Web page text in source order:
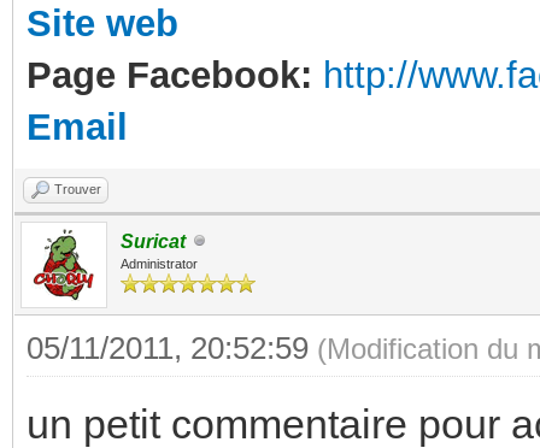
Site web
Page Facebook: http://
Email
Trouver
Suricat
Administrator
05/11/2011, 20:52:59 (Modification du
un petit commentaire pour